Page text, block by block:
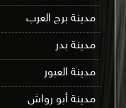
مدينة برج العرب
مدينة بدر
مدينة العبور
مدينة أبو رواش